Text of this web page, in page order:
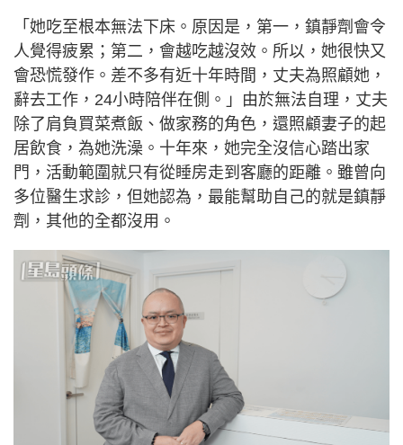
「她吃至根本無法下床。原因是，第一，鎮靜劑會令
人覺得疲累；第二，會越吃越沒效。所以，她很快又
會恐慌發作。差不多有近十年時間，丈夫為照顧她，
辭去工作，24小時陪伴在側。」由於無法自理，丈夫
除了肩負買菜煮飯、做家務的角色，還照顧妻子的起
居飲食，為她洗澡。十年來，她完全沒信心踏出家
門，活動範圍就只有從睡房走到客廳的距離。雖曾向
多位醫生求診，但她認為，最能幫助自己的就是鎮靜
劑，其他的全都沒用。